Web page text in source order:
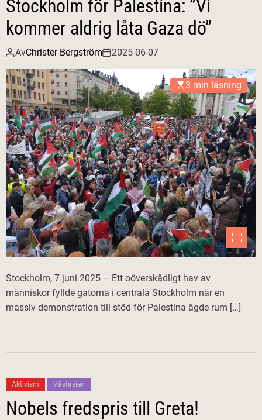
Stockholm för Palestina: ”Vi
kommer aldrig låta Gaza dö”
AvChrister Bergström 2025-06-07
3 min läsning
Stockholm, 7 juni 2025 – Ett oöverskådligt hav av
människor fyllde gatorna i centrala Stockholm när en
massiv demonstration till stöd för Palestina ägde rum […]
Aktivism Västasien
Nobels fredspris till Greta!